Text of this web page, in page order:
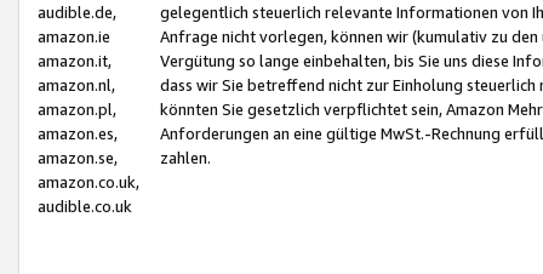
audible.de,
amazon.ie
amazon.it,
amazon.nl,
amazon.pl,
amazon.es,
amazon.se,
amazon.co.uk,
audible.co.uk
gelegentlich steuerlich relevante Informationen von
Anfrage nicht vorlegen, können wir (kumulativ zu
Vergütung so lange einbehalten, bis Sie uns diese
dass wir Sie betreffend nicht zur Einholung
könnten Sie gesetzlich verpflichtet sein, Amazon
Anforderungen an eine gültige MwSt.-Rechnung
zahlen.